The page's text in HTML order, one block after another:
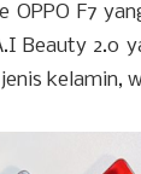
F7
Beauty 2.0
kelamin,